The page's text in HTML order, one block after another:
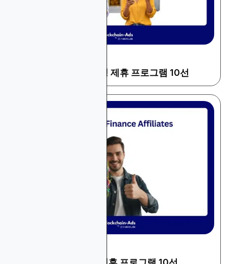
2026년 최고 수익 은행 제휴 프로그램 10선